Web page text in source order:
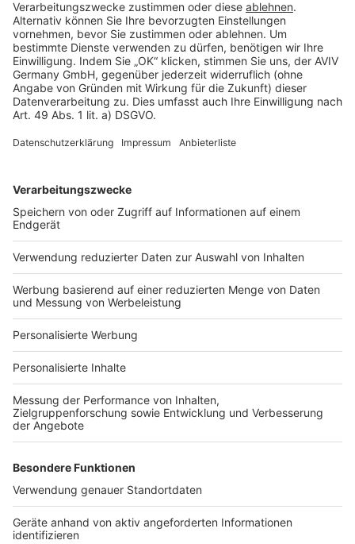
Rechtliches
AGB-Übersicht
Datenschutz
Impressum
Services
Bauprojekt-Quiz
Häuser-Suche
Hausanbieter-Suche
Bauprojekt-Profil
Für Unternehmen
Ihre Baufirma auf bauen.de
Kostenloses Infogespräch